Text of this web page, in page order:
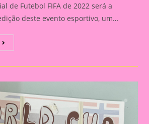
de Futebol FIFA de 2022 será a
deste evento esportivo, um…
Atividade